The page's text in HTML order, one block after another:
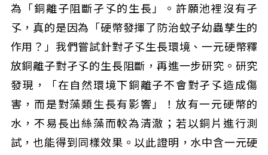
為「銅離子阻斷孑孓的生長」。許願池裡沒有孑
孓，真的是因為「硬幣發揮了防治蚊子幼蟲孳生的
作用？」我們嘗試針對孑孓生長環境、一元硬幣釋
放銅離子對孑孓的生長阻斷，再進一步研究。研究
發現，「在自然環境下銅離子不會對孑孓造成傷
害，而是對藻類生長有影響」！放有一元硬幣的
水，不易長出絲藻而較為清澈；若以銅片進行測
試，也能得到同樣效果。以此證明，水中含一元硬